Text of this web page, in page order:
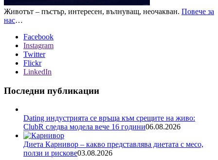
Животът – пъстър, интересен, вълнуващ, неочакван. Повече за
нас…
Facebook
Instagram
Twitter
Flickr
LinkedIn
Последни публикации
Dating индустрията се връща към срещите на живо:
ClubR следва модела вече 16 години06.08.2026
Диета Карнивор – какво представлява диетата с месо,
ползи и рискове03.08.2026